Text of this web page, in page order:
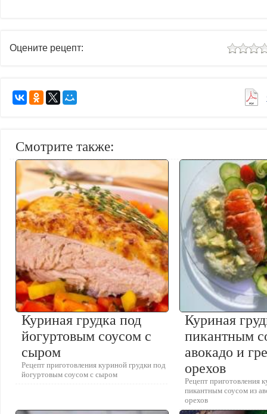
Оцените рецепт:
Смотрите также:
Куриная грудка под
йогуртовым соусом с
сыром
Рецепт приготовления куриной грудки под
йогуртовым соусом с сыром
Куриная
пикантным
авокадо и
орехов
Рецепт приготовления
пикантным соусом из
орехов